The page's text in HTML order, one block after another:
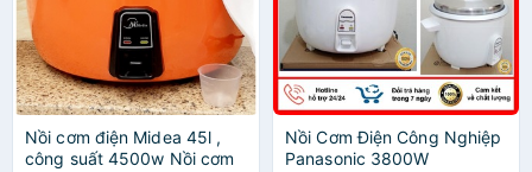
Nồi cơm điện Midea 45l ,
công suất 4500w Nồi cơm
Nồi Cơm Điện Công Nghiệp
Panasonic 3800W